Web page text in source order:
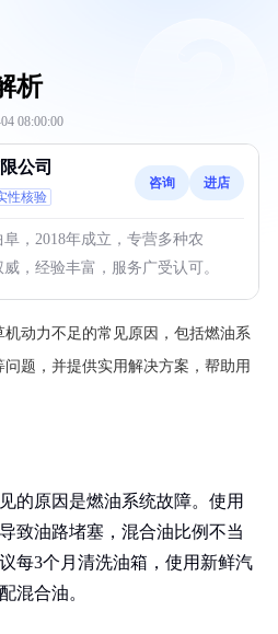
析
08:00:00
公司
性核验
咨询 进店
，2018年成立，专营多种农
，经验丰富，服务广受认可。
动力不足的常见原因，包括燃油系
题，并提供实用解决方案，帮助用
的原因是燃油系统故障。使用
致油路堵塞，混合油比例不当
每3个月清洗油箱，使用新鲜汽
混合油。